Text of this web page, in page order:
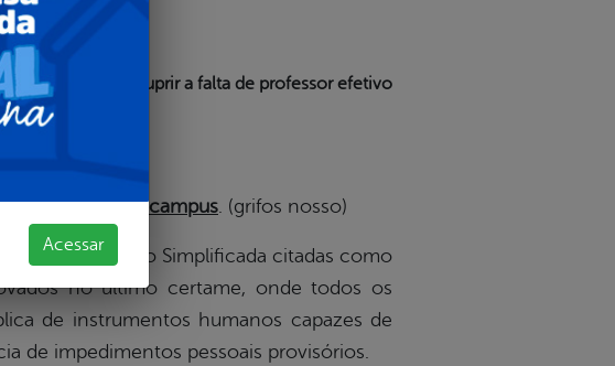
ocorrer para suprir a falta de professor efetivo
e diretor de campus. (grifos nosso)
da Seleção Simplificada citadas como
no último certame, onde todos os
de instrumentos humanos capazes de
de impedimentos pessoais provisórios.
Acessar